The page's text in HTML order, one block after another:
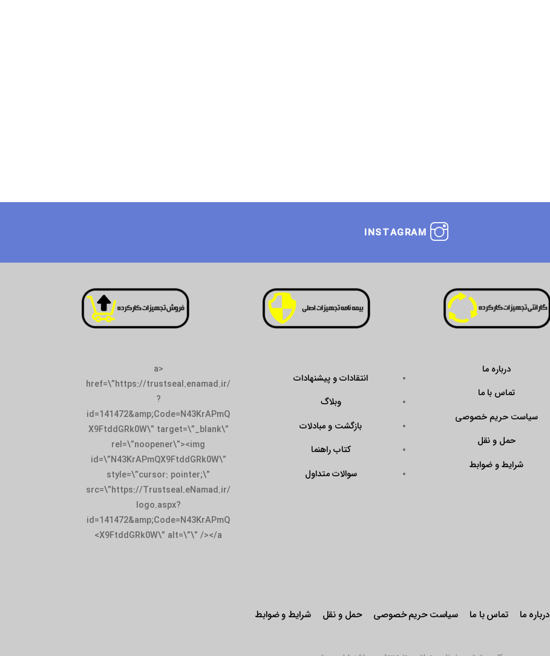
INSTAGRAM
درباره ما
تماس با ما
سیاست حریم خصوصی
حمل و نقل
شرایط و ضوابط
انتقادات و پیشنهادات
وبلاگ
بازگشت و مبادلات
کتاب راهنما
سوالات متداول
<a
href=\”https://trustseal.enamad.ir/
?
id=141472&amp;Code=N43KrAPmQ
X9FtddGRk0W\” target=\”_blank\”
rel=\”noopener\”><img
id=\”N43KrAPmQX9FtddGRk0W\”
style=\”cursor: pointer;\”
src=\”https://Trustseal.eNamad.ir/
logo.aspx?
id=141472&amp;Code=N43KrAPmQ
X9FtddGRk0W\” alt=\”\” /></a>
درباره ما تماس با ما سیاست حریم خصوصی حمل و نقل شرایط و ضوابط